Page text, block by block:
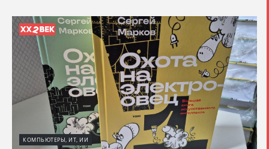
КОМПЬЮТЕРЫ, ИТ, ИИ